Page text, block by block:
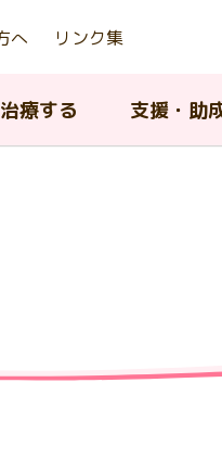
へ リンク集
治療する
小児・AYA世代がん患者
支援・助
子育て中の患者及び家族
がん登録について